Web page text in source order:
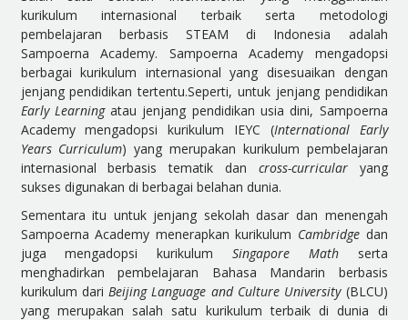
kurikulum internasional terbaik serta metodologi
pembelajaran berbasis STEAM di Indonesia adalah
Sampoerna Academy. Sampoerna Academy mengadopsi
berbagai kurikulum internasional yang disesuaikan dengan
jenjang pendidikan tertentu.Seperti, untuk jenjang pendidikan
Early Learningatau jenjang pendidikan usia dini, Sampoerna
Academy mengadopsi kurikulum IEYC (International Early
Years Curriculum) yang merupakan kurikulum pembelajaran
internasional berbasis tematik dan cross-curricularyang
sukses digunakan di berbagai belahan dunia.
Sementara itu untuk jenjang sekolah dasar dan menengah
Sampoerna Academy menerapkan kurikulum Cambridgedan
juga mengadopsi kurikulum Singapore Mathserta
menghadirkan pembelajaran Bahasa Mandarin berbasis
kurikulum dariBeijing Language and Culture University (BLCU)
yang merupakan salah satu kurikulum terbaik di dunia di